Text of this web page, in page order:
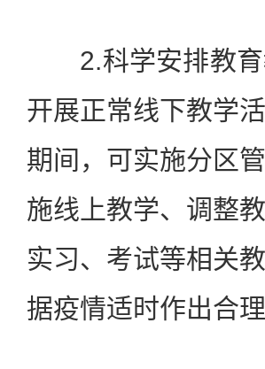
2.科学安排教育
开展正常线下教学
期间，可实施分区
施线上教学、调整
实习、考试等相关
据疫情适时作出合